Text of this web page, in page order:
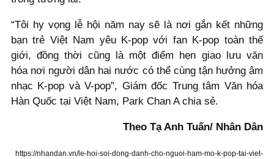
“Tôi hy vọng lễ hội năm nay sẽ là nơi gắn kết những
bạn trẻ Việt Nam yêu K-pop với fan K-pop toàn thế
giới, đồng thời cũng là một điểm hẹn giao lưu văn
hóa nơi người dân hai nước có thể cùng tận hưởng âm
nhạc K-pop và V-pop”, Giám đốc Trung tâm Văn hóa
Hàn Quốc tại Việt Nam, Park Chan A chia sẻ.
Theo Tạ Anh Tuấn/ Nhân Dân
https://nhandan.vn/le-hoi-soi-dong-danh-cho-nguoi-ham-mo-k-pop-tai-viet-